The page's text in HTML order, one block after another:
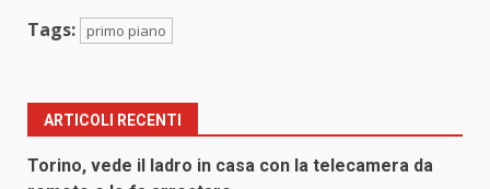
Tags: primo piano
ARTICOLI RECENTI
Torino, vede il ladro in casa con la telecamera da